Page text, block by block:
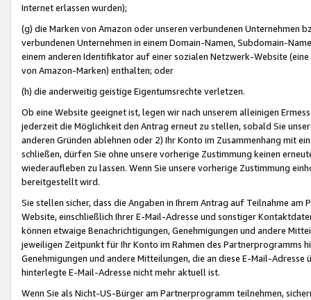
Internet erlassen wurden);
(g) die Marken von Amazon oder unseren verbundenen Unternehmen
verbundenen Unternehmen in einem Domain-Namen, Subdomain-
einem anderen Identifikator auf einer sozialen Netzwerk-Website
von Amazon-Marken) enthalten; oder
(h) die anderweitig geistige Eigentumsrechte verletzen.
Ob eine Website geeignet ist, legen wir nach unserem alleinigen
jederzeit die Möglichkeit den Antrag erneut zu stellen, sobald Sie
anderen Gründen ablehnen oder 2) Ihr Konto im Zusammenhang mit
schließen, dürfen Sie ohne unsere vorherige Zustimmung keinen
wiederaufleben zu lassen. Wenn Sie unsere vorherige Zustimmung
bereitgestellt wird.
Sie stellen sicher, dass die Angaben in Ihrem Antrag auf Teilnahme
Website, einschließlich Ihrer E-Mail-Adresse und sonstiger
können etwaige Benachrichtigungen, Genehmigungen und andere
jeweiligen Zeitpunkt für Ihr Konto im Rahmen des Partnerprogramms
Genehmigungen und andere Mitteilungen, die an diese E-Mail-
hinterlegte E-Mail-Adresse nicht mehr aktuell ist.
Wenn Sie als Nicht-US-Bürger am Partnerprogramm teilnehmen,